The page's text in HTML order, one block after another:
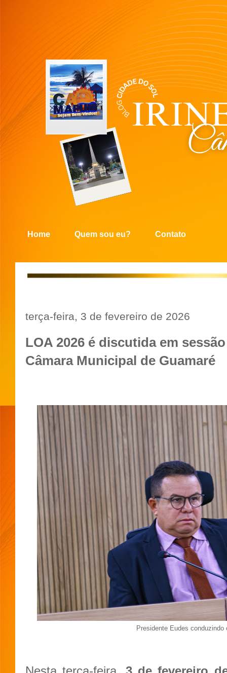
Home Quem sou eu? Contato
terça-feira, 3 de fevereiro de 2026
LOA 2026 é discutida em
Câmara Municipal de Guamaré
Presidente Eudes conduzindo